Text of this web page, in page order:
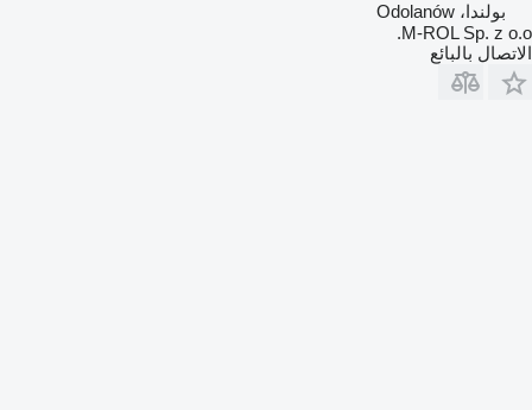
بولندا، Odolanów
M-ROL Sp. z o.o.
الاتصال بالبائع